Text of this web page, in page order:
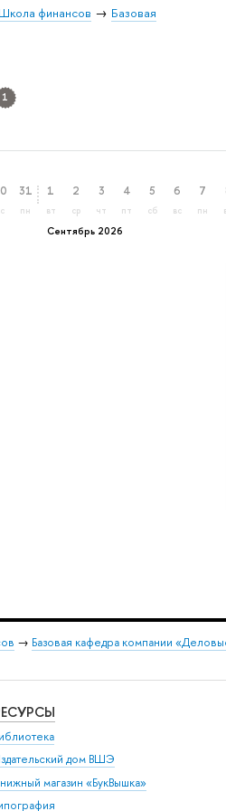
Школа финансов
Базовая
1
31
пн
Сентябрь 2026
1
вт
2
ср
3
чт
4
пт
5
сб
6
вс
7
пн
→ Базовая кафедра компании
дом ВШЭ
магазин «БукВышка»